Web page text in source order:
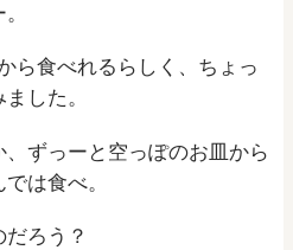
ら食べれるらしく、ちょっ
した。
ずっーと空っぽのお皿から
は食べ。
ろう？